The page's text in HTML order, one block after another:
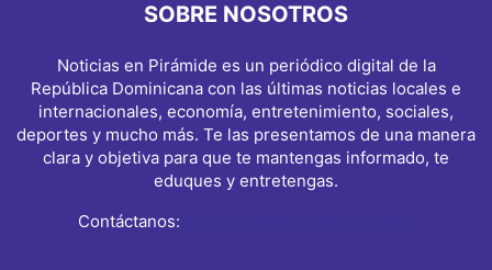
SOBRE NOSOTROS
Noticias en Pirámide es un periódico digital de la
República Dominicana con las últimas noticias locales e
internacionales, economía, entretenimiento, sociales,
deportes y mucho más. Te las presentamos de una manera
clara y objetiva para que te mantengas informado, te
eduques y entretengas.
Contáctanos: